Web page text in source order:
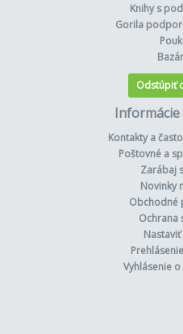
Knihy s
Gorila
Odstúpiť
Kontakty a
Poštovné a
Zarábaj
Novinky
Obchodné
Ochrana
Vyhlásenie